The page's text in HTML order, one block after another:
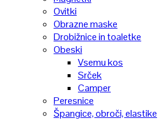
Ovitki
Obrazne maske
Drobižnice in toaletke
Obeski
Vsemu kos
Srček
Camper
Peresnice
Špangice, obroči, elastike